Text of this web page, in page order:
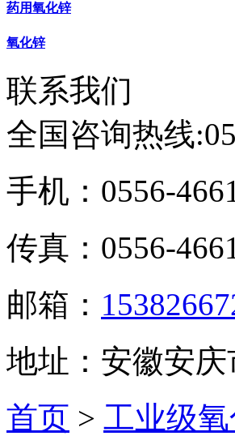
药用氧化锌
氧化锌
联系我们
全国咨询热线:
手机：0556-
传真：0556-
邮箱：
地址：安徽安
首页 > 工业级